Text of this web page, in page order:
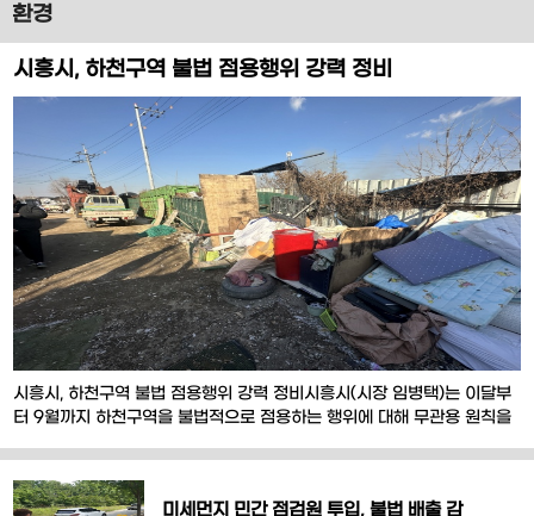
환경
시흥시, 하천구역 불법 점용행위 강력 정비
시흥시, 하천구역 불법 점용행위 강력 정비시흥시(시장 임병택)는 이달부
터 9월까지 하천구역을 불법적으로 점용하는 행위에 대해 무관용 원칙을
에서 대통령이 ‘하천ㆍ계곡 내 불법 점용시설 전면 재조사’를 지시한 데 따
른 후속 조치로, 장기간 관행적으로 이어져 온 불법 점용 행위를 근절하고
미세먼지 민간 점검원 투입, 불법 배출 감